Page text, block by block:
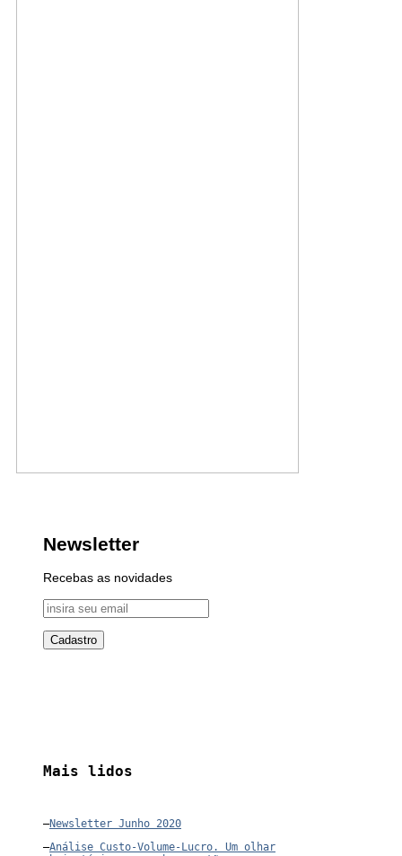
Newsletter
Recebas as novidades
Mais lidos
–Newsletter Junho 2020
–Análise Custo-Volume-Lucro. Um olhar